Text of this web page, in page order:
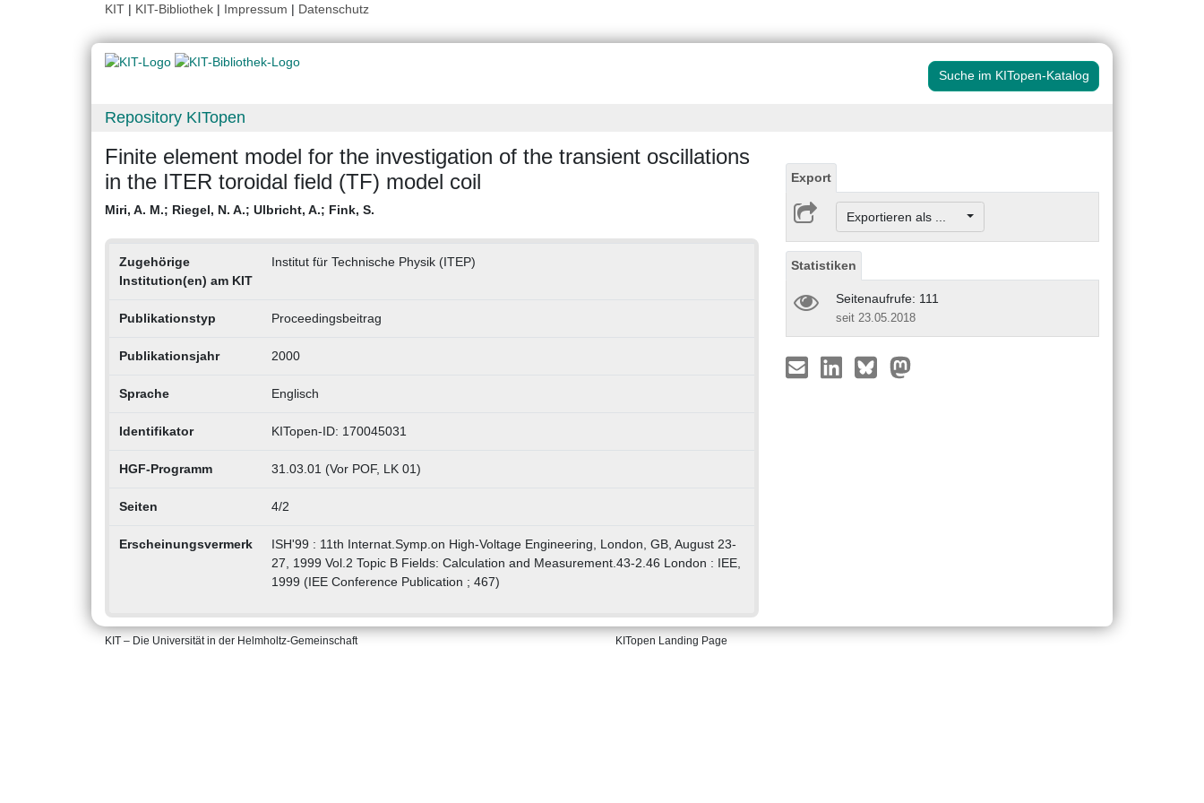
KIT | KIT-Bibliothek | Impressum | Datenschutz
Suche im KITopen-Katalog
Repository KITopen
Finite element model for the investigation of the transient oscillations
in the ITER toroidal field (TF) model coil
Miri, A. M.; Riegel, N. A.; Ulbricht, A.; Fink, S.
Zugehörige
Institution(en) am KIT
Institut für Technische Physik (ITEP)
Publikationstyp Proceedingsbeitrag
Publikationsjahr 2000
Sprache Englisch
Identifikator KITopen-ID: 170045031
HGF-Programm 31.03.01 (Vor POF, LK 01)
Seiten 4/2
Erscheinungsvermerk
ISH'99 : 11th Internat.Symp.on High-Voltage Engineering, London, GB, August 23-
27, 1999 Vol.2 Topic B Fields: Calculation and Measurement.43-2.46 London : IEE,
1999 (IEE Conference Publication ; 467)
Export
Exportieren als ...
Statistiken
Seitenaufrufe: 111
seit 23.05.2018
KIT – Die Universität in der Helmholtz-Gemeinschaft KITopen Landing Page